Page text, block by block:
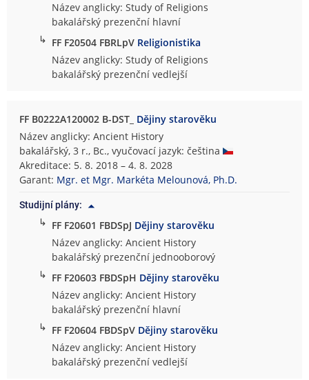
Název anglicky: Study of Religions
bakalářský prezenční hlavní
↳ FF F20504 FBRLpV Religionistika
Název anglicky: Study of Religions
bakalářský prezenční vedlejší
FF B0222A120002 B-DST_ Dějiny starověku
Název anglicky: Ancient History
bakalářský, 3 r., Bc., vyučovací jazyk: čeština
Akreditace: 5. 8. 2018 – 4. 8. 2028
Garant: Mgr. et Mgr. Markéta Melounová, Ph.D.
Studijní plány:
↳ FF F20601 FBDSpJ Dějiny starověku
Název anglicky: Ancient History
bakalářský prezenční jednooborový
↳ FF F20603 FBDSpH Dějiny starověku
Název anglicky: Ancient History
bakalářský prezenční hlavní
↳ FF F20604 FBDSpV Dějiny starověku
Název anglicky: Ancient History
bakalářský prezenční vedlejší